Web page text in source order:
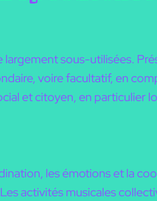
sous-utilisées.
voire facultatif, en
et citoyen, en particulier
les émotions et la
activités musicales